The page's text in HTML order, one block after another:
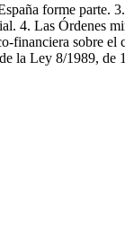
forme parte.
4. Las Órdenes
financiera sobre
la Ley 8/1989,